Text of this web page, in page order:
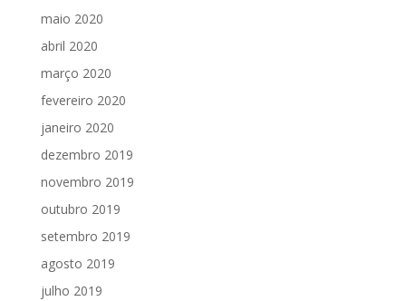
maio 2020
abril 2020
março 2020
fevereiro 2020
janeiro 2020
dezembro 2019
novembro 2019
outubro 2019
setembro 2019
agosto 2019
julho 2019